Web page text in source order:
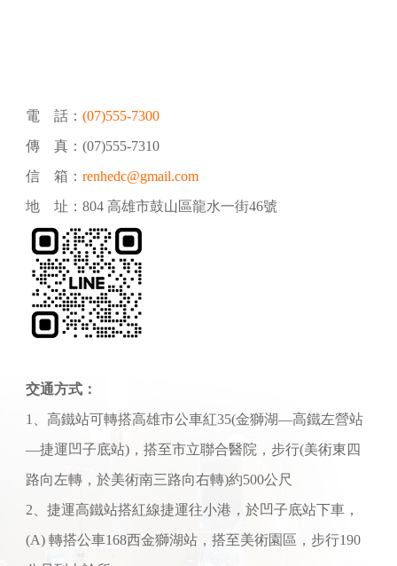
電 話： (07)555-7300
傳 真：(07)555-7310
信 箱： renhedc@gmail.com
地 址：804 高雄市鼓山區龍水一街46號
交通方式：
1、高鐵站可轉搭高雄市公車紅35(金獅湖—高鐵左營站
—捷運凹子底站)，搭至市立聯合醫院，步行(美術東四
路向左轉，於美術南三路向右轉)約500公尺
2、捷運高鐵站搭紅線捷運往小港，於凹子底站下車，
(A) 轉搭公車168西金獅湖站，搭至美術園區，步行190